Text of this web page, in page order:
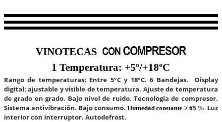
VINOTECASCON COMPRESOR
1 Temperatura: +5º/+18ºC
Rango de temperaturas: Entre 5°C y 18°C. 6 Bandejas. Display
digital: ajustable y visible de temperatura. Ajuste de temperatura
de grado en grado. Bajo nivel de ruido. Tecnología de compresor.
Sistema antivibración. Bajo consumo. Humedad constante ≥ 65 %. Luz
interior con interruptor. Autodefrost.